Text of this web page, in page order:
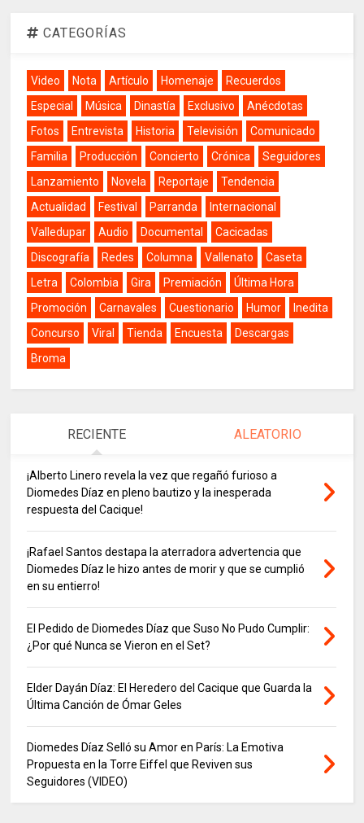
CATEGORÍAS
Video Nota Artículo Homenaje
Recuerdos
Especial
Música Dinastía Exclusivo
Anécdotas
Fotos
Entrevista Historia Televisión
Comunicado
Familia
Producción Concierto Crónica
Seguidores
Lanzamiento
Novela Reportaje
Tendencia
Actualidad
Festival Parranda
Internacional
Valledupar
Audio Documental
Cacicadas
Discografía
Redes Columna Vallenato
Caseta
Letra
Colombia Gira Premiación
Última Hora
Promoción
Carnavales Cuestionario Humor
Inedita
Concurso
Viral Tienda Encuesta
Descargas
Broma
RECIENTE ALEATORIO
¡Alberto Linero revela la vez que regañó furioso a
Diomedes Díaz en pleno bautizo y la inesperada
respuesta del Cacique!
¡Rafael Santos destapa la aterradora advertencia que
Diomedes Díaz le hizo antes de morir y que se cumplió
en su entierro!
El Pedido de Diomedes Díaz que Suso No Pudo Cumplir:
¿Por qué Nunca se Vieron en el Set?
Elder Dayán Díaz: El Heredero del Cacique que Guarda la
Última Canción de Ómar Geles
Diomedes Díaz Selló su Amor en París: La Emotiva
Propuesta en la Torre Eiffel que Reviven sus
Seguidores (VIDEO)